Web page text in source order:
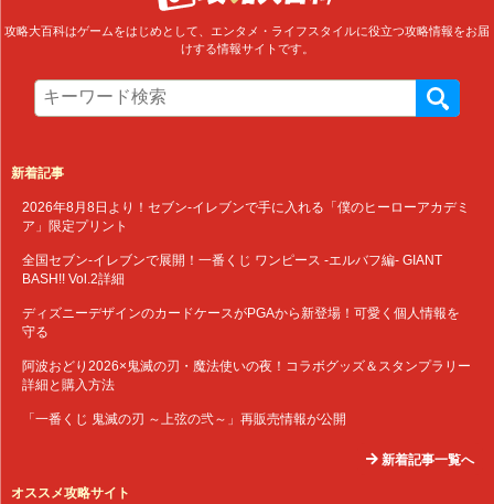
攻略大百科はゲームをはじめとして、エンタメ・ライフスタイルに役立つ攻略情報をお届
けする情報サイトです。
新着記事
2026年8月8日より！セブン‐イレブンで手に入れる「僕のヒーローアカデミ
ア」限定プリント
全国セブン‐イレブンで展開！一番くじ ワンピース -エルバフ編- GIANT
BASH!! Vol.2詳細
ディズニーデザインのカードケースがPGAから新登場！可愛く個人情報を
守る
阿波おどり2026×鬼滅の刃・魔法使いの夜！コラボグッズ＆スタンプラリー
詳細と購入方法
「一番くじ 鬼滅の刃 ～上弦の弐～」再販売情報が公開
新着記事一覧へ
オススメ攻略サイト